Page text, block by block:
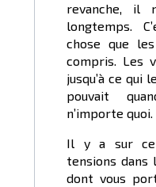
revanche, il
longtemps.
chose que
compris. Les
jusqu’à ce qui
pouvait
n’importe quoi.
Il y a sur ce
tensions dans
dont vous